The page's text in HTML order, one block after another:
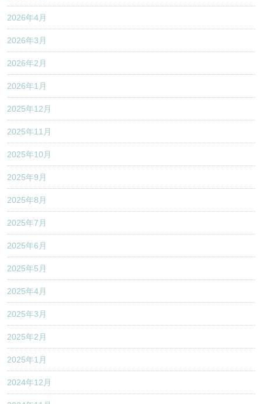
2026年4月
2026年3月
2026年2月
2026年1月
2025年12月
2025年11月
2025年10月
2025年9月
2025年8月
2025年7月
2025年6月
2025年5月
2025年4月
2025年3月
2025年2月
2025年1月
2024年12月